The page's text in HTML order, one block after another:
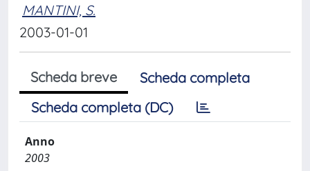
MANTINI, S.
2003-01-01
Scheda breve
Scheda completa
Scheda completa (DC)
Anno
2003